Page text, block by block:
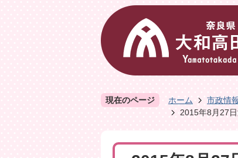
現在のページ ホーム 市政情
2015年8月27